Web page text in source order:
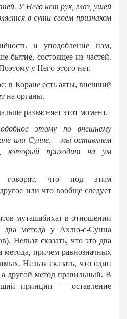
У Него нет рук, глаз, ушей
в сути своём признаком
и уподобление нам,
бытие, состоящее из частей.
у Него этого нет.
в Коране есть аяты, внешний
на органы.
разъясняет этот момент.
этому по внешнему
или Сунне, – мы оставляем
который приходит на ум
говорят, что под этим
или что вообще следует
муташабихат в отношении
два метода у Ахлю-с-Сунна
Нельзя сказать, что это два
метода, причем равнозначных
Нельзя сказать, что один
другой метод правильный. В
принцип — оставление